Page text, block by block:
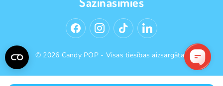
© 2026 Candy POP - Visas tiesības aizsargātas